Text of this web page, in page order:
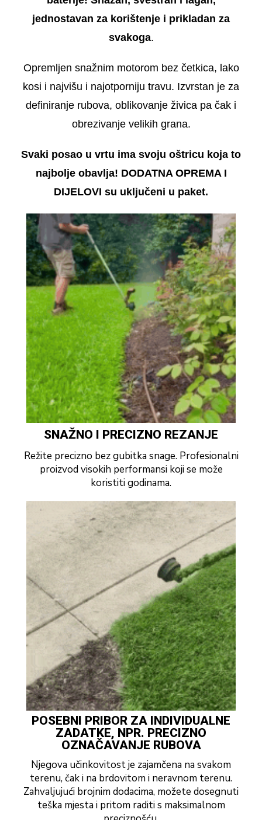
jednostavan za korištenje i prikladan za
svakoga.
Opremljen snažnim motorom bez četkica, lako
kosi i najvišu i najotporniju travu. Izvrstan je za
definiranje rubova, oblikovanje živica pa čak i
obrezivanje velikih grana.
Svaki posao u vrtu ima svoju oštricu koja to
najbolje obavlja! DODATNA OPREMA I
DIJELOVI su uključeni u paket.
SNAŽNO I PRECIZNO REZANJE
Režite precizno bez gubitka snage. Profesionalni
proizvod visokih performansi koji se može
koristiti godinama.
POSEBNI PRIBOR ZA INDIVIDUALNE
ZADATKE, NPR. PRECIZNO
OZNAČAVANJE RUBOVA
Njegova učinkovitost je zajamčena na svakom
terenu, čak i na brdovitom i neravnom terenu.
Zahvaljujući brojnim dodacima, možete dosegnuti
teška mjesta i pritom raditi s maksimalnom